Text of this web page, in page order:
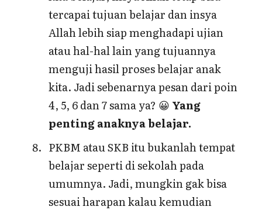
tercapai tujuan belajar dan insya
Allah lebih siap menghadapi ujian
atau hal-hal lain yang tujuannya
menguji hasil proses belajar anak
kita. Jadi sebenarnya pesan dari poin
4, 5, 6 dan 7 sama ya? 😀 Yang
penting anaknya belajar.
PKBM atau SKB itu bukanlah tempat
belajar seperti di sekolah pada
umumnya. Jadi, mungkin gak bisa
sesuai harapan kalau kemudian